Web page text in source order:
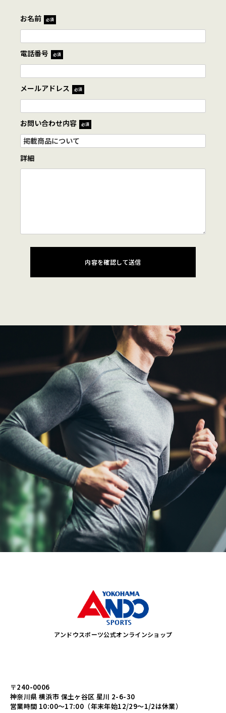
お名前 必須
電話番号 必須
メールアドレス 必須
お問い合わせ内容 必須
詳細
アンドウスポーツ公式オンラインショップ
〒240-0006
神奈川県 横浜市 保土ヶ谷区 星川 2-6-30
営業時間 10:00～17:00（年末年始12/29～1/2は休業）